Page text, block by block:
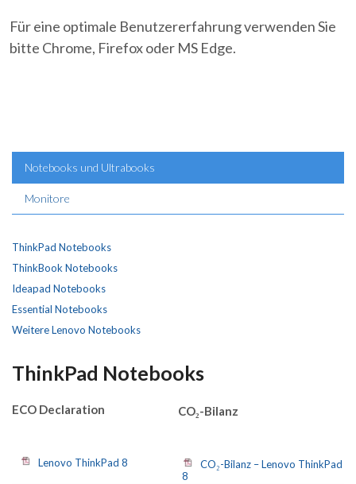
Für eine optimale Benutzererfahrung verwenden Sie
bitte Chrome, Firefox oder MS Edge.
Notebooks und Ultrabooks
Monitore
ThinkPad Notebooks
ThinkBook Notebooks
Ideapad Notebooks
Essential Notebooks
Weitere Lenovo Notebooks
ThinkPad Notebooks
ECO Declaration CO₂-Bilanz
Lenovo ThinkPad 8
CO₂-Bilanz – Lenovo ThinkPad
8